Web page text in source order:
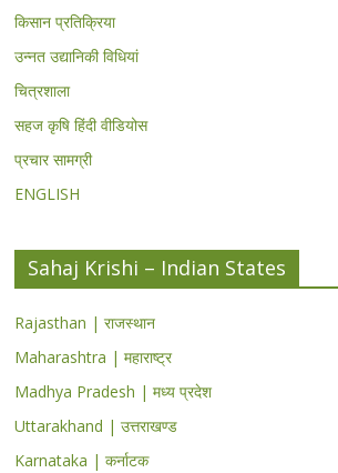
किसान प्रतिक्रिया
उन्नत उद्यानिकी विधियां
चित्रशाला
सहज कृषि हिंदी वीडियोस
प्रचार सामग्री
ENGLISH
Sahaj Krishi – Indian States
Rajasthan | राजस्थान
Maharashtra | महाराष्ट्र
Madhya Pradesh | मध्य प्रदेश
Uttarakhand | उत्तराखण्ड
Karnataka | कर्नाटक